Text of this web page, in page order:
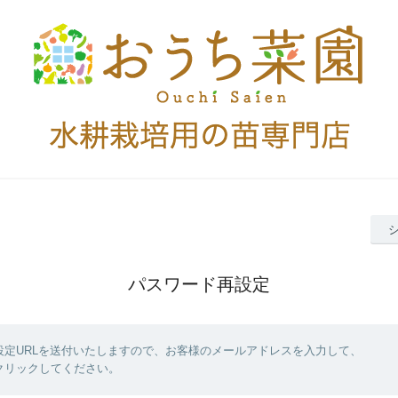
パスワード再設定
URLを送付いたしますので、お客様のメールアドレスを入力して、
ックしてください。